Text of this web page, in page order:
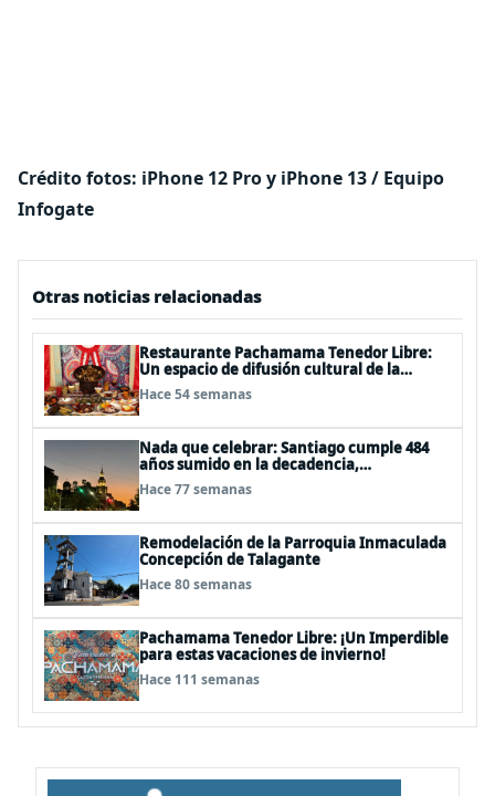
Crédito fotos: iPhone 12 Pro y iPhone 13 / Equipo
Infogate
Otras noticias relacionadas
Restaurante Pachamama Tenedor Libre:
Un espacio de difusión cultural de la
gastronomía andina peruana
Hace 54 semanas
Nada que celebrar: Santiago cumple 484
años sumido en la decadencia,
delincuencia y abandono
Hace 77 semanas
Remodelación de la Parroquia Inmaculada
Concepción de Talagante
Hace 80 semanas
Pachamama Tenedor Libre: ¡Un Imperdible
para estas vacaciones de invierno!
Hace 111 semanas